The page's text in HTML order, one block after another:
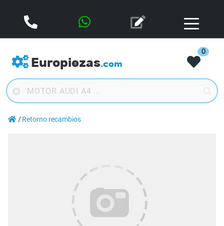
Europiezas.com
0
Retorno recambios